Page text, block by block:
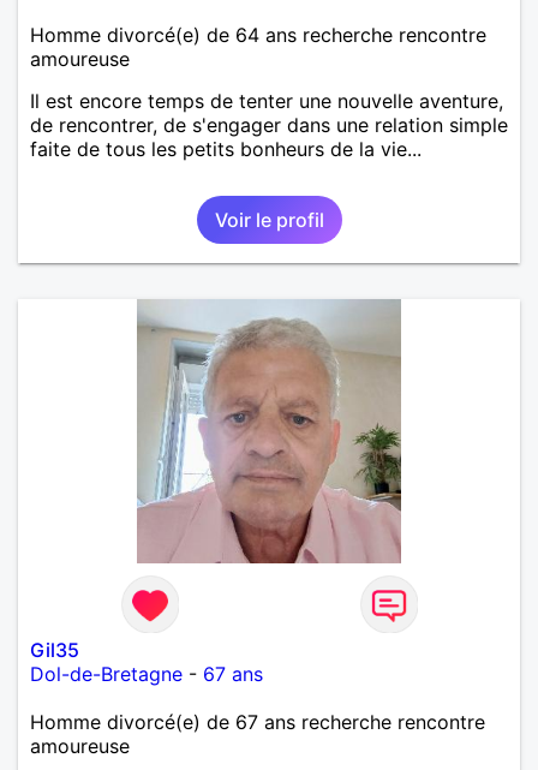
Homme divorcé(e) de 64 ans recherche rencontre
amoureuse
Il est encore temps de tenter une nouvelle aventure,
de rencontrer, de s'engager dans une relation simple
faite de tous les petits bonheurs de la vie...
Voir le profil
Gil35
Dol-de-Bretagne - 67 ans
Homme divorcé(e) de 67 ans recherche rencontre
amoureuse